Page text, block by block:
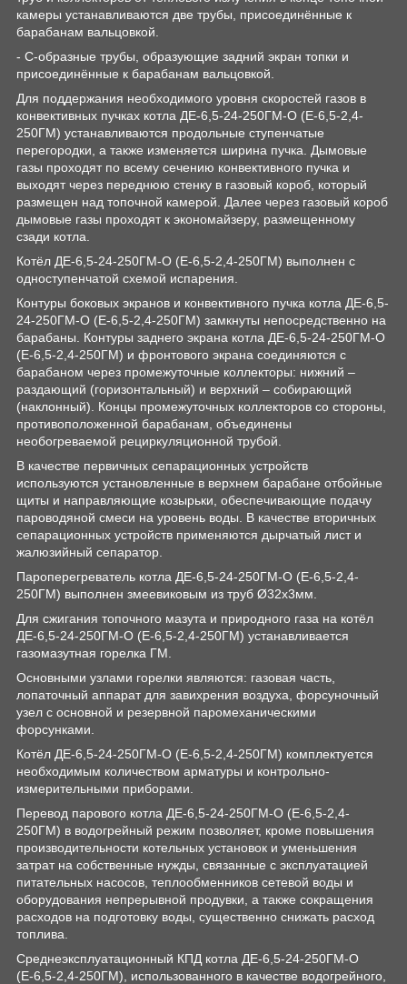
камеры устанавливаются две трубы, присоединённые к
барабанам вальцовкой.
- С-образные трубы, образующие задний экран топки и
присоединённые к барабанам вальцовкой.
Для поддержания необходимого уровня скоростей газов в
конвективных пучках котла ДЕ-6,5-24-250ГМ-О (Е-6,5-2,4-
250ГМ) устанавливаются продольные ступенчатые
перегородки, а также изменяется ширина пучка. Дымовые
газы проходят по всему сечению конвективного пучка и
выходят через переднюю стенку в газовый короб, который
размещен над топочной камерой. Далее через газовый короб
дымовые газы проходят к экономайзеру, размещенному
сзади котла.
Котёл ДЕ-6,5-24-250ГМ-О (Е-6,5-2,4-250ГМ) выполнен с
одноступенчатой схемой испарения.
Контуры боковых экранов и конвективного пучка котла ДЕ-6,5-
24-250ГМ-О (Е-6,5-2,4-250ГМ) замкнуты непосредственно на
барабаны. Контуры заднего экрана котла ДЕ-6,5-24-250ГМ-О
(Е-6,5-2,4-250ГМ) и фронтового экрана соединяются с
барабаном через промежуточные коллекторы: нижний –
раздающий (горизонтальный) и верхний – собирающий
(наклонный). Концы промежуточных коллекторов со стороны,
противоположенной барабанам, объединены
необогреваемой рециркуляционной трубой.
В качестве первичных сепарационных устройств
используются установленные в верхнем барабане отбойные
щиты и направляющие козырьки, обеспечивающие подачу
пароводяной смеси на уровень воды. В качестве вторичных
сепарационных устройств применяются дырчатый лист и
жалюзийный сепаратор.
Пароперегреватель котла ДЕ-6,5-24-250ГМ-О (Е-6,5-2,4-
250ГМ) выполнен змеевиковым из труб Ø32х3мм.
Для сжигания топочного мазута и природного газа на котёл
ДЕ-6,5-24-250ГМ-О (Е-6,5-2,4-250ГМ) устанавливается
газомазутная горелка ГМ.
Основными узлами горелки являются: газовая часть,
лопаточный аппарат для завихрения воздуха, форсуночный
узел с основной и резервной паромеханическими
форсунками.
Котёл ДЕ-6,5-24-250ГМ-О (Е-6,5-2,4-250ГМ) комплектуется
необходимым количеством арматуры и контрольно-
измерительными приборами.
Перевод парового котла ДЕ-6,5-24-250ГМ-О (Е-6,5-2,4-
250ГМ) в водогрейный режим позволяет, кроме повышения
производительности котельных установок и уменьшения
затрат на собственные нужды, связанные с эксплуатацией
питательных насосов, теплообменников сетевой воды и
оборудования непрерывной продувки, а также сокращения
расходов на подготовку воды, существенно снижать расход
топлива.
Среднеэксплуатационный КПД котла ДЕ-6,5-24-250ГМ-О
(Е-6,5-2,4-250ГМ), использованного в качестве водогрейного,